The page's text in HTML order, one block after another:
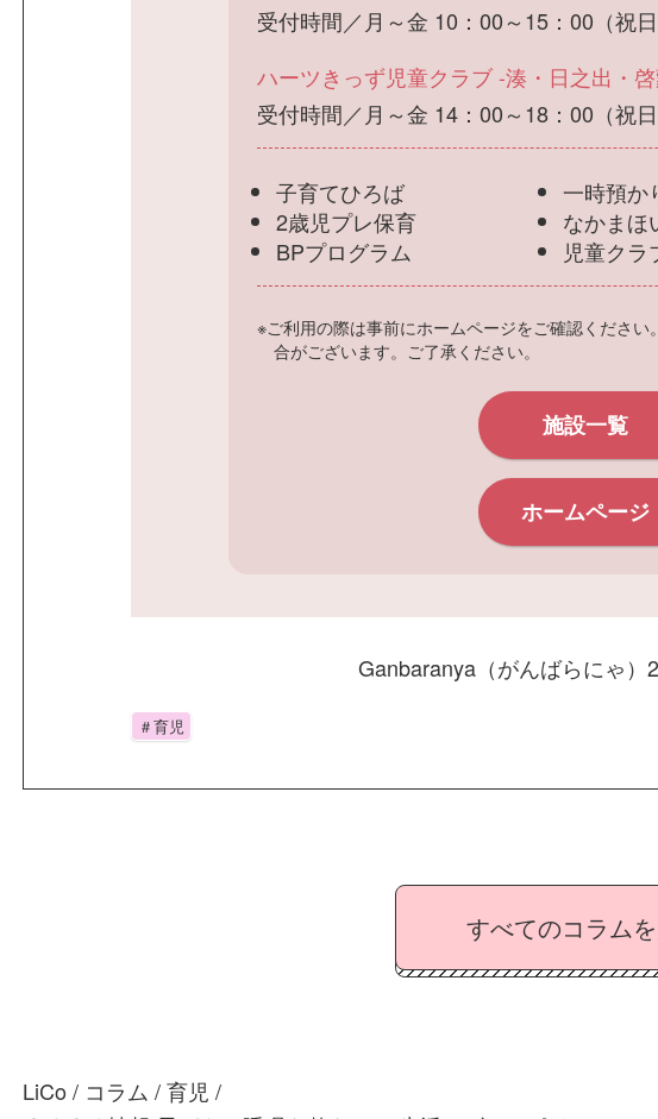
受付時間／月～金 10：00～15：00（祝日
ハーツきっず児童クラブ -湊・日之出・
受付時間／月～金 14：00～18：00（祝日
子育てひろば
一時預か
2歳児プレ保育
なかまほ
BPプログラム
児童クラ
※ご利用の際は事前にホームページをご確認くださ
合がございます。ご了承ください。
施設一覧
ホームページ
Ganbaranya（がんばらにゃ）
＃育児
すべてのコラム
LiCo / コラム /育児 /